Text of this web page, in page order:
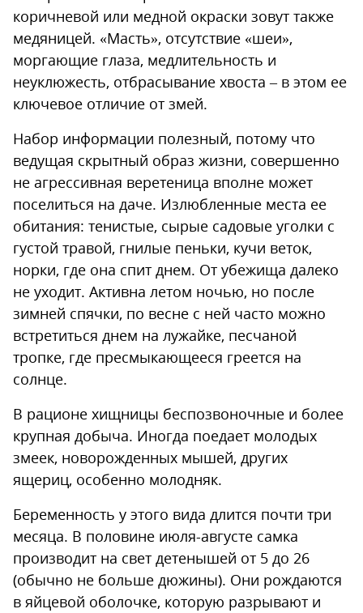
коричневой или медной окраски зовут также
медяницей. «Масть», отсутствие «шеи»,
моргающие глаза, медлительность и
неуклюжесть, отбрасывание хвоста – в этом ее
ключевое отличие от змей.
Набор информации полезный, потому что
ведущая скрытный образ жизни, совершенно
не агрессивная веретеница вполне может
поселиться на даче. Излюбленные места ее
обитания: тенистые, сырые садовые уголки с
густой травой, гнилые пеньки, кучи веток,
норки, где она спит днем. От убежища далеко
не уходит. Активна летом ночью, но после
зимней спячки, по весне с ней часто можно
встретиться днем на лужайке, песчаной
тропке, где пресмыкающееся греется на
солнце.
В рационе хищницы беспозвоночные и более
крупная добыча. Иногда поедает молодых
змеек, новорожденных мышей, других
ящериц, особенно молодняк.
Беременность у этого вида длится почти три
месяца. В половине июля-августе самка
производит на свет детенышей от 5 до 26
(обычно не больше дюжины). Они рождаются
в яйцевой оболочке, которую разрывают и